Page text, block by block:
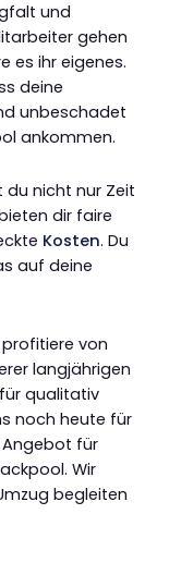
und
gehen
es ihr eigenes.
deine
unbeschadet
ankommen.
du nicht nur Zeit
dir faire
Kosten. Du
auf deine
von
langjährigen
qualitativ
noch heute für
Angebot für
Wir
begleiten